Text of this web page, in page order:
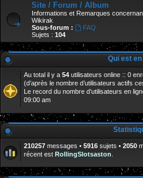
Site / Forum / Album
Informations et Remarques
Wikirak
Sous-forum :
FAQ
Sujets : 104
Qui est
Au total il y a 54 utilisateurs online :: 0
(d’après le nombre d’utilisateurs actifs
Le record du nombre d’utilisateurs en
09:00 am
210257 messages • 5916 sujets • 2050
récent est RollingSlotsaston